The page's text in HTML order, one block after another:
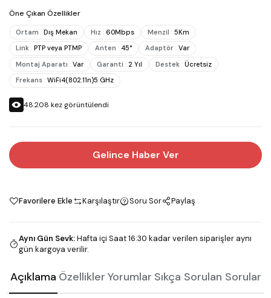
Öne Çıkan Özellikler
Ortam : Dış Mekan Hız : 60Mbps Menzil : 5Km
Link : PTP veya PTMP Anten : 45° Adaptör : Var
Montaj Aparatı : Var Garanti : 2 Yıl Destek : Ücretsiz
Frekans : WiFi4(802.11n)5 GHz
48.208 kez görüntülendi
Gelince Haber Ver
Favorilere Ekle Karşılaştır Soru Sor Paylaş
Aynı Gün Sevk:Hafta içi Saat 16:30 kadar verilen siparişler aynı
gün kargoya verilir.
Açıklama Özellikler Yorumlar Sıkça Sorulan Sorular